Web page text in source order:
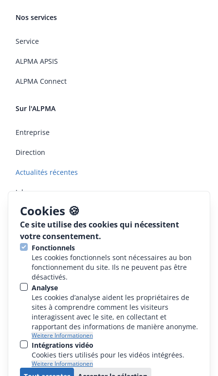
Cookies 🍪
Ce site utilise des cookies qui nécessitent
votre consentement.
Fonctionnels
Les cookies fonctionnels sont nécessaires au bon
fonctionnement du site. Ils ne peuvent pas être
désactivés.
Analyse
Les cookies d’analyse aident les propriétaires de
sites à comprendre comment les visiteurs
interagissent avec le site, en collectant et
rapportant des informations de manière anonyme.
Weitere Informationen
Intégrations vidéo
Cookies tiers utilisés pour les vidéos intégrées.
Weitere Informationen
Nos services
Service
ALPMA APSIS
ALPMA Connect
Sur l'ALPMA
Entreprise
Direction
Actualités récentes
Jobs
Informations légales
CGV
Protection des données
Mentions légales
Déclaration de conformité
© - 2026 ALPMA Alpenland Maschinenbau GmbH